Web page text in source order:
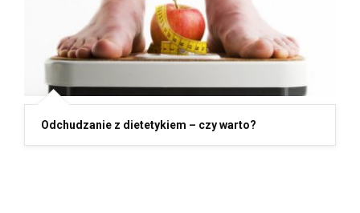
Odchudzanie z dietetykiem – czy warto?